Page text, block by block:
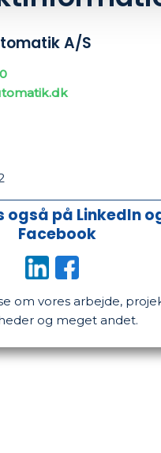
A/S
også på LinkedIn
Facebook
om vores arbejde,
og meget andet.​